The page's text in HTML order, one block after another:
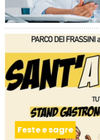
Feste e sagre